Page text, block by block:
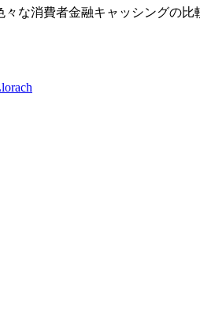
な消費者金融キャッシングの